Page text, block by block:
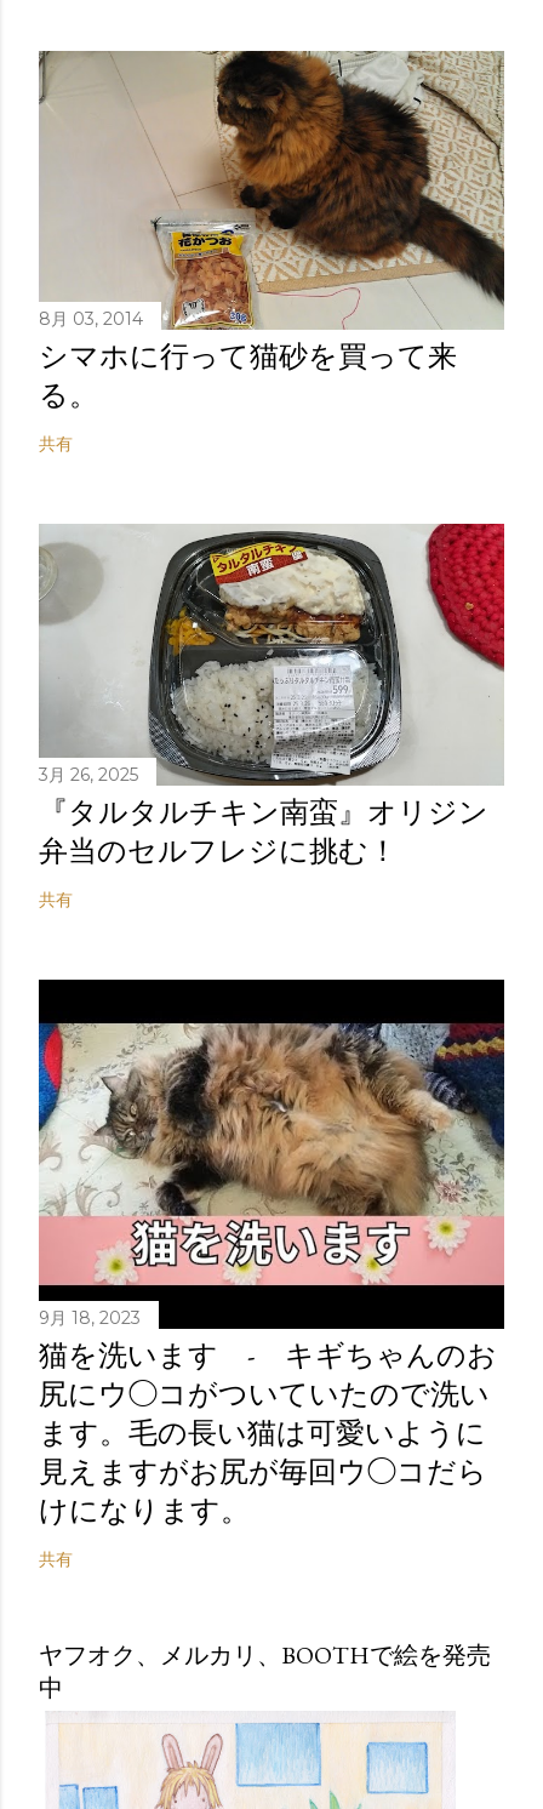
8月 03, 2014
シマホに行って猫砂を買って来
る。
共有
3月 26, 2025
『タルタルチキン南蛮』オリジン
弁当のセルフレジに挑む！
共有
9月 18, 2023
猫を洗います - キギちゃんのお
尻にウ◯コがついていたので洗い
ます。毛の長い猫は可愛いように
見えますがお尻が毎回ウ◯コだら
けになります。
共有
ヤフオク、メルカリ、BOOTHで絵を発売
中